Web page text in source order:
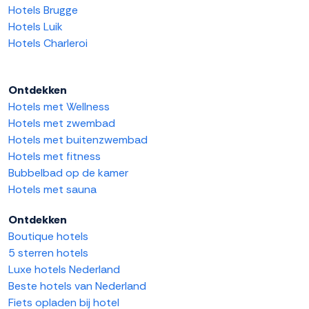
Hotels Brugge
Hotels Luik
Hotels Charleroi
Ontdekken
Hotels met Wellness
Hotels met zwembad
Hotels met buitenzwembad
Hotels met fitness
Bubbelbad op de kamer
Hotels met sauna
Ontdekken
Boutique hotels
5 sterren hotels
Luxe hotels Nederland
Beste hotels van Nederland
Fiets opladen bij hotel